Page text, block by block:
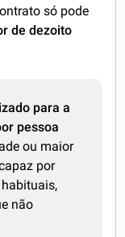
só pode
de dezoito
para a
pessoa
ou maior
por
não